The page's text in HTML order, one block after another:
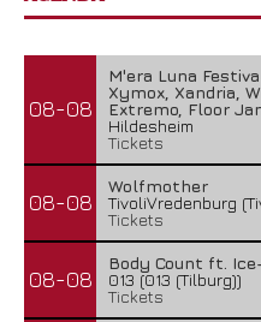
08-08
M'era Luna
Xymox, Xandria,
Extremo, Floor
Hildesheim
Tickets
08-08
Wolfmother
TivoliVredenburg
Tickets
08-08
Body Count ft.
013 (013 (Tilburg))
Tickets